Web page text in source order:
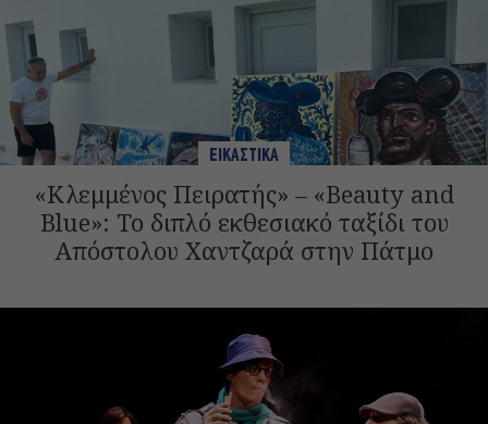
ΕΙΚΑΣΤΙΚΑ
«Κλεμμένος Πειρατής» – «Beauty and
Blue»: Το διπλό εκθεσιακό ταξίδι του
Απόστολου Χαντζαρά στην Πάτμο